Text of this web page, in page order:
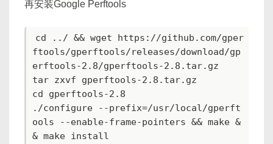
再安装Google Perftools
cd ../ && wget https://github.com/gper
ftools/gperftools/releases/download/gp
erftools-2.8/gperftools-2.8.tar.gz
tar zxvf gperftools-2.8.tar.gz
cd gperftools-2.8
./configure --prefix=/usr/local/gperft
ools --enable-frame-pointers && make &